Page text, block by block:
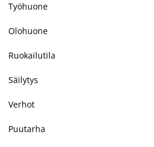
Työhuone
Olohuone
Ruokailutila
Säilytys
Verhot
Puutarha